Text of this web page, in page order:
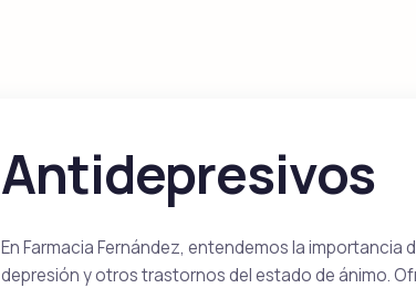
Kamagra Fizz
Antidepresivos
En Farmacia Fernández, entendemos la
depresión y otros trastornos del estado de ánimo.